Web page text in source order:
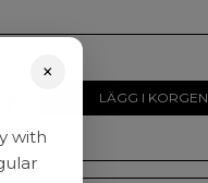
LÄGG I KORGEN
×
with